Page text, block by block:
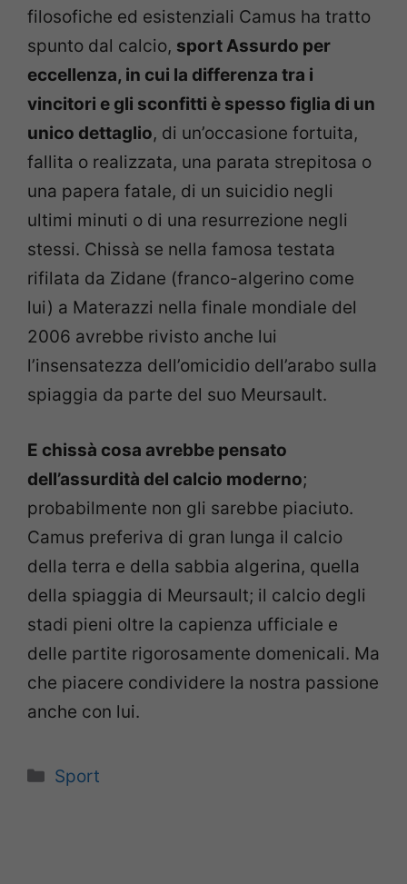
filosofiche ed esistenziali Camus ha tratto
spunto dal calcio, sport Assurdo per
eccellenza, in cui la differenza tra i
vincitori e gli sconfitti è spesso figlia di un
unico dettaglio, di un’occasione fortuita,
fallita o realizzata, una parata strepitosa o
una papera fatale, di un suicidio negli
ultimi minuti o di una resurrezione negli
stessi. Chissà se nella famosa testata
rifilata da Zidane (franco-algerino come
lui) a Materazzi nella finale mondiale del
2006 avrebbe rivisto anche lui
l’insensatezza dell’omicidio dell’arabo sulla
spiaggia da parte del suo Meursault.
E chissà cosa avrebbe pensato
dell’assurdità del calcio moderno;
probabilmente non gli sarebbe piaciuto.
Camus preferiva di gran lunga il calcio
della terra e della sabbia algerina, quella
della spiaggia di Meursault; il calcio degli
stadi pieni oltre la capienza ufficiale e
delle partite rigorosamente domenicali. Ma
che piacere condividere la nostra passione
anche con lui.
Categorie
Sport